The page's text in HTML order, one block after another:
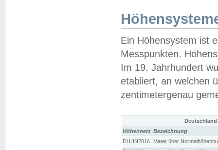
Ein Höhensystem ist
Messpunkten.
Im 19. Jahrhundert
etabliert, an welchen
zentimetergenau
Höhennetz Bezeichnung
DHHN2016
Meter über